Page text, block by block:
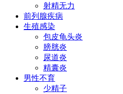
射精无力
前列腺疾病
生殖感染
包皮龟头炎
膀胱炎
尿道炎
精囊炎
男性不育
少精子